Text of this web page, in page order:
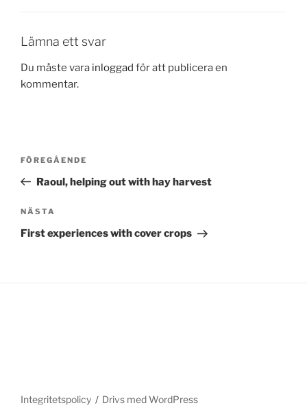
Lämna ett svar
Du måste vara inloggad för att publicera en
kommentar.
Inläggsnavigering
Föregående
inlägg
FÖREGÅENDE
Raoul, helping out with hay harvest
Nästa
inlägg
NÄSTA
First experiences with cover crops
Integritetspolicy Drivs med WordPress